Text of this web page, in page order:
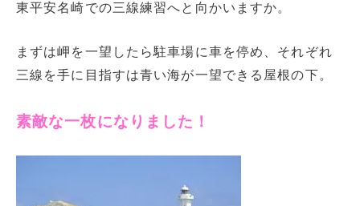
東平安名崎での三線練習へと向かいますか。
まずは岬を一望したら駐車場に車を停め、それぞれ
三線を手に目指すは青い海が一望できる屋根の下。
素敵な一枚になりました！